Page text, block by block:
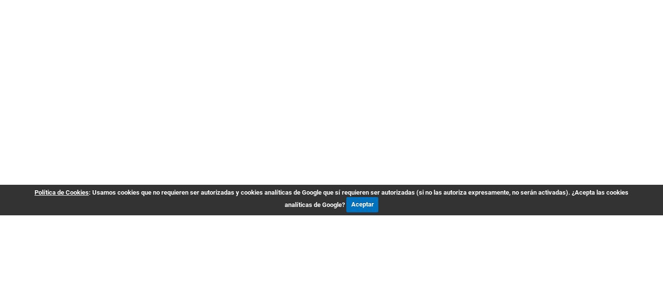
Política de Cookies: Usamos cookies que no requieren ser autorizadas y cookies analíticas de Google que sí requieren ser autorizadas (si no las autoriza expresamente, no serán activadas). ¿Acepta las cookies
analíticas de Google?
Aceptar